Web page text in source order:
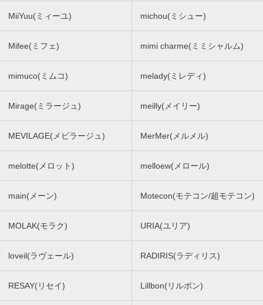
MiiYuu(ミィーユ) michou(ミシュー)
Mifee(ミフェ) mimi charme(ミミシャルム)
mimuco(ミムコ) melady(ミレディ)
Mirage(ミラージュ) meilly(メイリー)
MEVILAGE(メビラージュ) MerMer(メルメル)
melotte(メロット) melloew(メロール)
main(メーン) Motecon(モテコン/超モテコン)
MOLAK(モラク) URIA(ユリア)
loveil(ラヴェール) RADIRIS(ラディリス)
RESAY(リセイ) Lillbon(リルボン)